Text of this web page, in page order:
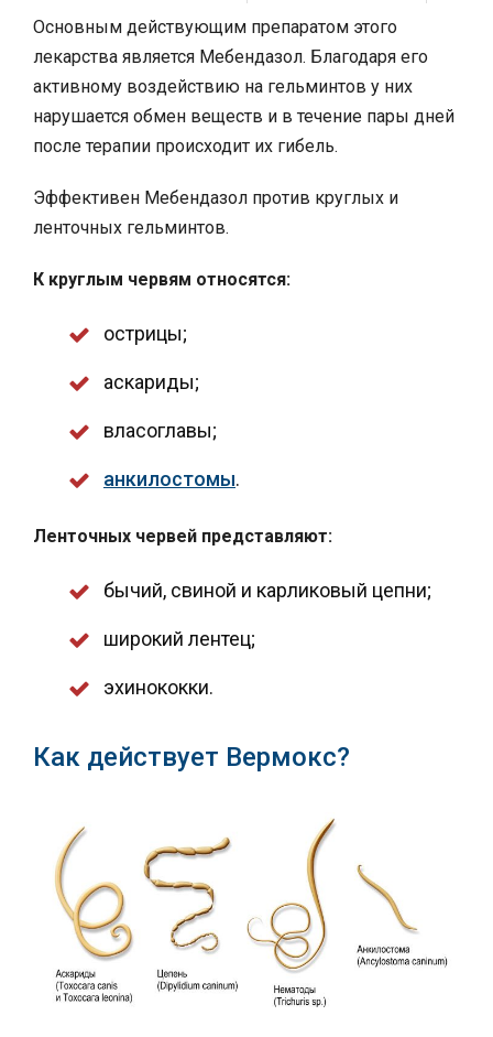
Основным действующим препаратом этого
лекарства является Мебендазол. Благодаря его
активному воздействию на гельминтов у них
нарушается обмен веществ и в течение пары дней
после терапии происходит их гибель.
Эффективен Мебендазол против круглых и
ленточных гельминтов.
К круглым червям относятся:
острицы;
аскариды;
власоглавы;
анкилостомы.
Ленточных червей представляют:
бычий, свиной и карликовый цепни;
широкий лентец;
эхинококки.
Как действует Вермокс?